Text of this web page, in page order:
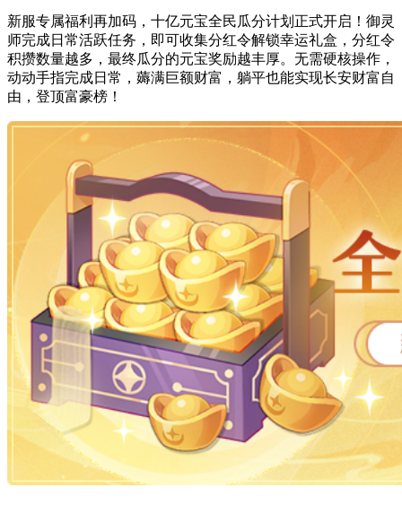
新服专属福利再加码，十亿元宝全民瓜分计划正式开启！御灵
师完成日常活跃任务，即可收集分红令解锁幸运礼盒，分红令
积攒数量越多，最终瓜分的元宝奖励越丰厚。无需硬核操作，
动动手指完成日常，薅满巨额财富，躺平也能实现长安财富自
由，登顶富豪榜！